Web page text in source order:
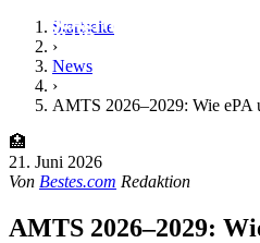
Startseite
›
News
›
AMTS 2026–2029: Wie ePA
🏥
21. Juni 2026
Von Bestes.com Redaktion
AMTS 2026–2029: